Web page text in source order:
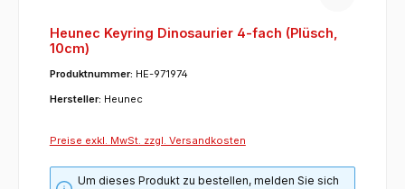
Heunec Keyring Dinosaurier 4-fach (Plüsch,
10cm)
Produktnummer: HE-971974
Hersteller: Heunec
Preise exkl. MwSt. zzgl. Versandkosten
Um dieses Produkt zu bestellen, melden Sie sich